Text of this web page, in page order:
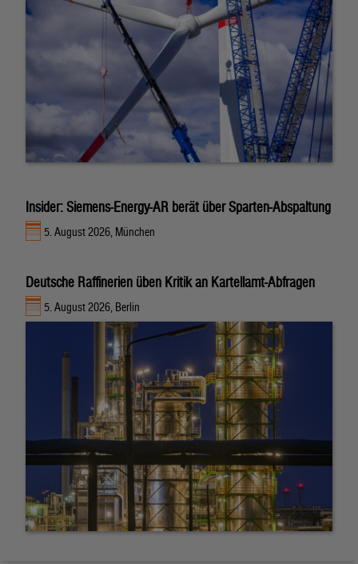
Insider: Siemens-Energy-AR berät über Sparten-Abspaltung
5. August 2026, München
Deutsche Raffinerien üben Kritik an Kartellamt-Abfragen
5. August 2026, Berlin